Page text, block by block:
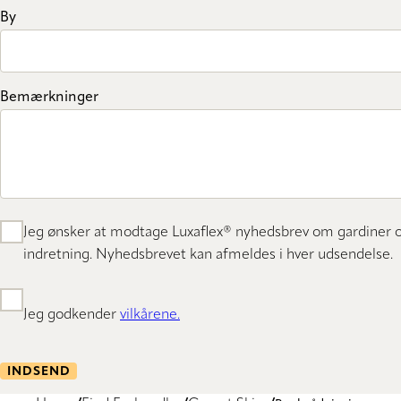
By
Bemærkninger
Jeg ønsker at modtage Luxaflex® nyhedsbrev om gardiner
indretning. Nyhedsbrevet kan afmeldes i hver udsendelse.
Jeg godkender vilkårene.
INDSEND